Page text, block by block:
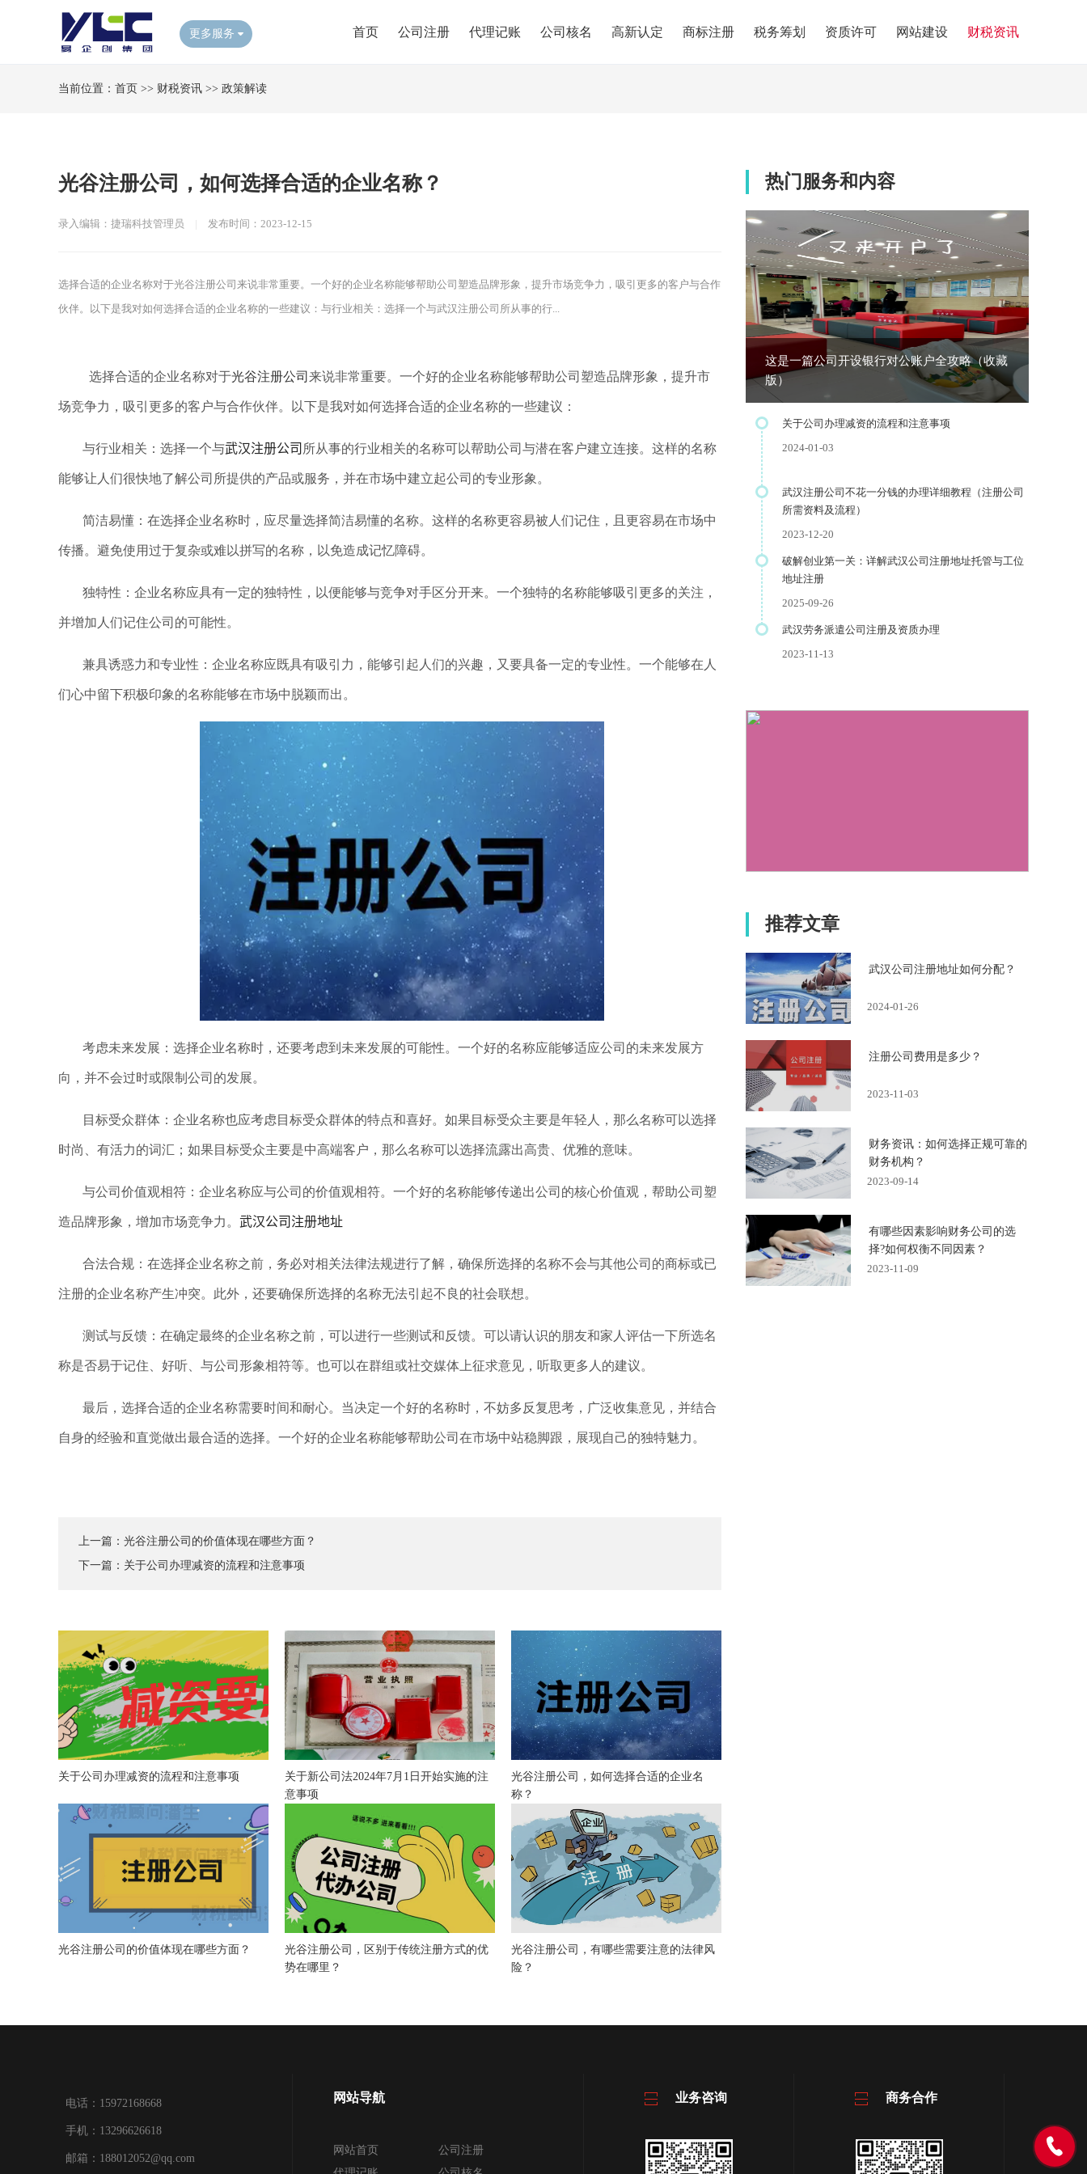
更多服务 首页 公司注册 代理记账 公司核名 高新认定 商标注册 税务筹划 资质许可 网站建设 财税资讯
当前位置： 首页 >> 财税资讯 >> 政策解读
光谷注册公司，如何选择合适的企业名称？
录入编辑：捷瑞科技管理员 发布时间：2023-12-15
选择合适的企业名称对于光谷注册公司来说非常重要。一个好的企业名称能够帮助公司塑造品牌形象，提升市场竞争力，吸引更多的客户与合作
伙伴。以下是我对如何选择合适的企业名称的一些建议：与行业相关：选择一个与武汉注册公司所从事的行...
选择合适的企业名称对于光谷注册公司 来说非常重要。一个好的企业名称能够帮助公司塑造品牌形象，提升市
场竞争力，吸引更多的客户与合作伙伴。以下是我对如何选择合适的企业名称的一些建议：
与行业相关：选择一个与武汉注册公司 所从事的行业相关的名称可以帮助公司与潜在客户建立连接。这样的名称
能够让人们很快地了解公司所提供的产品或服务，并在市场中建立起公司的专业形象。
简洁易懂：在选择企业名称时，应尽量选择简洁易懂的名称。这样的名称更容易被人们记住，且更容易在市场中
传播。避免使用过于复杂或难以拼写的名称，以免造成记忆障碍。
独特性：企业名称应具有一定的独特性，以便能够与竞争对手区分开来。一个独特的名称能够吸引更多的关注，
并增加人们记住公司的可能性。
兼具诱惑力和专业性：企业名称应既具有吸引力，能够引起人们的兴趣，又要具备一定的专业性。一个能够在人
们心中留下积极印象的名称能够在市场中脱颖而出。
考虑未来发展：选择企业名称时，还要考虑到未来发展的可能性。一个好的名称应能够适应公司的未来发展方
向，并不会过时或限制公司的发展。
目标受众群体：企业名称也应考虑目标受众群体的特点和喜好。如果目标受众主要是年轻人，那么名称可以选择
时尚、有活力的词汇；如果目标受众主要是中高端客户，那么名称可以选择流露出高贵、优雅的意味。
与公司价值观相符：企业名称应与公司的价值观相符。一个好的名称能够传递出公司的核心价值观，帮助公司塑
造品牌形象，增加市场竞争力。 武汉公司注册地址
合法合规：在选择企业名称之前，务必对相关法律法规进行了解，确保所选择的名称不会与其他公司的商标或已
注册的企业名称产生冲突。此外，还要确保所选择的名称无法引起不良的社会联想。
测试与反馈：在确定最终的企业名称之前，可以进行一些测试和反馈。可以请认识的朋友和家人评估一下所选名
称是否易于记住、好听、与公司形象相符等。也可以在群组或社交媒体上征求意见，听取更多人的建议。
最后，选择合适的企业名称需要时间和耐心。当决定一个好的名称时，不妨多反复思考，广泛收集意见，并结合
自身的经验和直觉做出最合适的选择。一个好的企业名称能够帮助公司在市场中站稳脚跟，展现自己的独特魅力。
上一篇： 光谷注册公司的价值体现在哪些方面？
下一篇： 关于公司办理减资的流程和注意事项
关于公司办理减资的流程和注意事项
关于新公司法2024年7月1日开始实施的注
意事项
光谷注册公司，如何选择合适的企业名
称？
光谷注册公司的价值体现在哪些方面？
光谷注册公司，区别于传统注册方式的优
势在哪里？
光谷注册公司，有哪些需要注意的法律风
险？
热门服务和内容
这是一篇公司开设银行对公账户全攻略（收藏
版）
关于公司办理减资的流程和注意事项
2024-01-03
武汉注册公司不花一分钱的办理详细教程（注册公司
所需资料及流程）
2023-12-20
破解创业第一关：详解武汉公司注册地址托管与工位
地址注册
2025-09-26
武汉劳务派遣公司注册及资质办理
2023-11-13
推荐文章
武汉公司注册地址如何分配？
2024-01-26
注册公司费用是多少？
2023-11-03
财务资讯：如何选择正规可靠的
财务机构？
2023-09-14
有哪些因素影响财务公司的选
择?如何权衡不同因素？
2023-11-09
电话：15972168668
手机：13296626618
邮箱：188012052@qq.com
网站导航
网站首页
公司注册
业务咨询 商务合作